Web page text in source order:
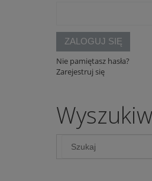
ZALOGUJ SIĘ
Nie pamiętasz hasła?
Zarejestruj się